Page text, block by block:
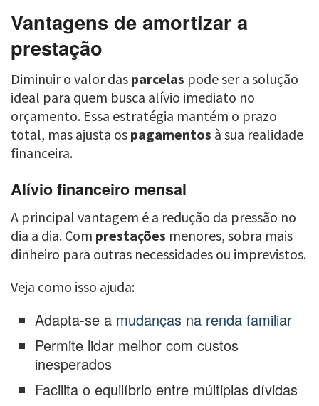
Vantagens de amortizar a
prestação
Diminuir o valor das parcelas pode ser a solução
ideal para quem busca alívio imediato no
orçamento. Essa estratégia mantém o prazo
total, mas ajusta os pagamentos à sua realidade
financeira.
Alívio financeiro mensal
A principal vantagem é a redução da pressão no
dia a dia. Com prestações menores, sobra mais
dinheiro para outras necessidades ou imprevistos.
Veja como isso ajuda:
Adapta-se a mudanças na renda familiar
Permite lidar melhor com custos
inesperados
Facilita o equilíbrio entre múltiplas dívidas